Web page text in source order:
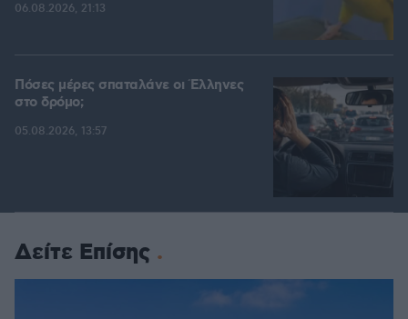
06.08.2026, 21:13
Πόσες μέρες σπαταλάνε οι Έλληνες
στο δρόμο;
05.08.2026, 13:57
Δείτε Επίσης